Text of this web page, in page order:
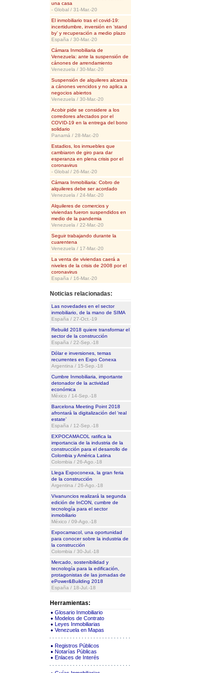
una casa
- Global / 31-Mar.-20
El inmobiliario tras el covid-19:
incertidumbre, inversión en ‘stand
by’ y recuperación a medio plazo
España / 30-Mar.-20
Cámara Inmobiliaria de
Venezuela: ante la suspensión de
cánones de arrendamiento
Venezuela / 30-Mar.-20
Suspensión de alquileres alcanza
a cánones vencidos y no aplica a
negocios abiertos
Venezuela / 30-Mar.-20
Acobir pide se considere a los
corredores afectados por el
COVID-19 en la entrega del bono
solidario
Panamá / 28-Mar.-20
Estadios, los inmuebles que
cambiaron de giro para dar
esperanza en plena crisis por el
coronavirus
- Global / 26-Mar.-20
Cámara Inmobiliaria: Cobro de
alquileres debe ser acordado
Venezuela / 24-Mar.-20
Alquileres de comercios y
viviendas fueron suspendidos en
medio de la pandemia
Venezuela / 22-Mar.-20
Seguir trabajando durante la
cuarentena
Venezuela / 17-Mar.-20
La venta de viviendas caerá a
niveles de la crisis de 2008 por el
coronavirus
España / 16-Mar.-20
Noticias relacionadas:
Las novedades en el sector
inmobiliario, de la mano de SIMA
España / 27-Oct.-19
Rebuild 2018 quiere transformar el
sector de la construcción
España / 22-Sep.-18
Dólar e inversiones, temas
recurrentes en Expo Conexa
Argentina / 15-Sep.-18
Cumbre Inmobiliaria, importante
detonador de la actividad
económica
México / 14-Sep.-18
Barcelona Meeting Point 2018
afrontará la digitalización del ‘real
estate’
España / 12-Sep.-18
EXPOCAMACOL ratifica la
importancia de la industria de la
construcción para el desarrollo de
Colombia y América Latina
Colombia / 26-Ago.-18
Llega Expoconexa, la gran feria
de la construcción
Argentina / 26-Ago.-18
Vivanuncios realizará la segunda
edición de InCON, cumbre de
tecnología para el sector
inmobiliario
México / 09-Ago.-18
Expocamacol, una oportunidad
para conocer sobre la industria de
la construcción
Colombia / 30-Jul.-18
Mercado, sostenibilidad y
tecnología para la edificación,
protagonistas de las jornadas de
ePower&Building 2018
España / 18-Jul.-18
Herramientas:
Glosario Inmobiliario
Modelos de Contrato
Leyes Inmobiliarias
Venezuela en Mapas
Registros Públicos
Notarías Públicas
Enlaces de Interés